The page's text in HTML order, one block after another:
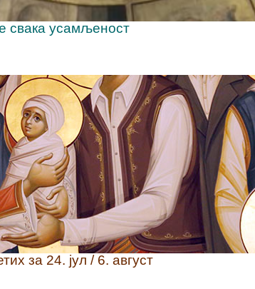
свака усамљеност
за 24. јул / 6. август